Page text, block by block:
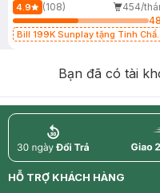
4.9 (108)
454/
48
Bill 199K Sunplay tặng Tinh Chất
Bạn đã có tài
return
HỖ TRỢ KHÁCH HÀNG